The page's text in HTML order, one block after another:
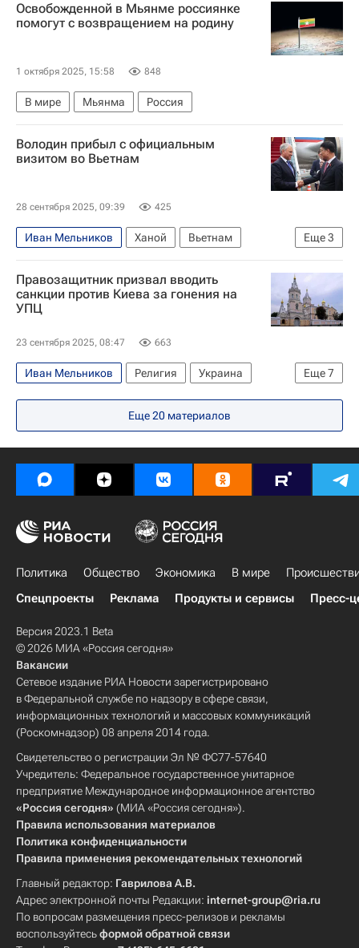
Служба безопасности Украины
Освобожденной в Мьянме россиянке
помогут с возвращением на родину
1 октября 2025, 15:58 848
В мире Мьянма Россия
Володин прибыл с официальным
визитом во Вьетнам
28 сентября 2025, 09:39 425
Еще3
Иван Мельников Ханой
Вьетнам
Вячеслав Володин
Александр Бабаков
Госдума РФ
Правозащитник призвал вводить
санкции против Киева за гонения на
УПЦ
23 сентября 2025, 08:47 663
Еще7
Иван Мельников Религия
Украина
США
Киев
Владимир Зеленский
Украинская православная церковь
Верховная Рада Украины
В мире
Еще20 материалов
Политика Общество Экономика В мире
Спецпроекты
Реклама Продукты и сервисы Пресс-
Версия 2023.1 Beta
© 2026 МИА «Россия сегодня»
Вакансии
Сетевое издание РИА Новости зарегистрировано
в Федеральной службе по надзору в сфере связи,
информационных технологий и массовых коммуникаций
(Роскомнадзор) 08 апреля 2014 года.
Свидетельство о регистрации Эл № ФС77-57640
Учредитель: Федеральное государственное унитарное
предприятие Международное информационное агентство
«Россия сегодня» (МИА «Россия сегодня»).
Правила использования материалов
Политика конфиденциальности
Правила применения рекомендательных технологий
Главный редактор: Гаврилова А.В.
Адрес электронной почты Редакции: internet-group@ria.ru
По вопросам размещения пресс-релизов и рекламы
воспользуйтесьформой обратной связи